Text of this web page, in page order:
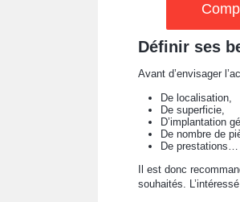
Définir ses
Avant d’envisager
De localisation,
De superficie,
D’implantation
De nombre de
De prestations…
Il est donc
souhaités.